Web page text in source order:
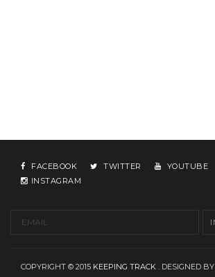
FACEBOOK TWITTER
YOUTUBE
INSTAGRAM
COPYRIGHT © 2015 KEEPING TRACK . DESIGNED BY